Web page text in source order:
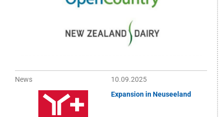
News
10.09.2025
Expansion in Neuseeland